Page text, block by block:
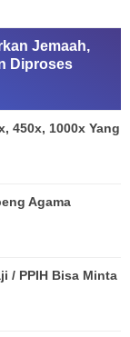
Jemaah,
Diproses
450x, 1000x Yang
Agama
/ PPIH Bisa Minta